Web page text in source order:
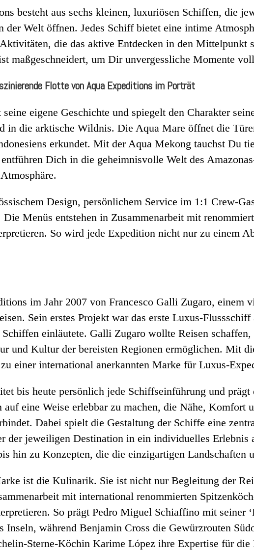
besteht aus sechs kleinen, luxuriösen Schiffen, die
der Welt öffnen. Jedes Schiff bietet eine intime
die das aktive Entdecken in den Mittelpunkt
maßgeschneidert, um Dir unvergessliche Momente
Flotte von Aqua Expeditions im Porträt
eigene Geschichte und spiegelt den Charakter
in die arktische Wildnis. Die Aqua Mare öffnet die
erkundet. Mit der Aqua Mekong tauchst Du
Dich in die geheimnisvolle Welt des
Design, persönlichem Service im 1:1 Crew-
Menüs entstehen in Zusammenarbeit mit
So wird jede Expedition nicht nur zu einem
im Jahr 2007 von Francesco Galli Zugaro, einem
Sein erstes Projekt war das erste Luxus-
einläutete. Galli Zugaro wollte Reisen
und Kultur der bereisten Regionen ermöglichen. Mit
einer international anerkannten Marke für Luxus-
bis heute persönlich jede Schiffseinführung und
auf eine Weise erlebbar zu machen, die Nähe,
Dabei spielt die Gestaltung der Schiffe eine
der jeweiligen Destination in ein individuelles
hin zu Konzepten, die die einzigartigen Landschaften
ist die Kulinarik. Sie ist nicht nur Begleitung der
mit international renommierten
So prägt Pedro Miguel Schiaffino mit seiner
Inseln, während Benjamin Cross die Gewürzrouten
Sterne-Köchin Karime López ihre Expertise für